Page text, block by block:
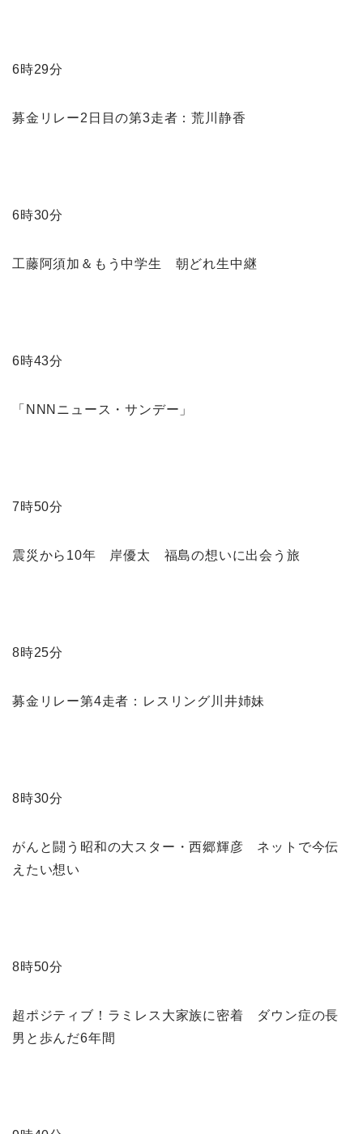
6時29分
募金リレー2日目の第3走者：荒川静香
6時30分
工藤阿須加＆もう中学生 朝どれ生中継
6時43分
「NNNニュース・サンデー」
7時50分
震災から10年 岸優太 福島の想いに出会う旅
8時25分
募金リレー第4走者：レスリング川井姉妹
8時30分
がんと闘う昭和の大スター・西郷輝彦 ネットで今伝
えたい想い
8時50分
超ポジティブ！ラミレス大家族に密着 ダウン症の長
男と歩んだ6年間